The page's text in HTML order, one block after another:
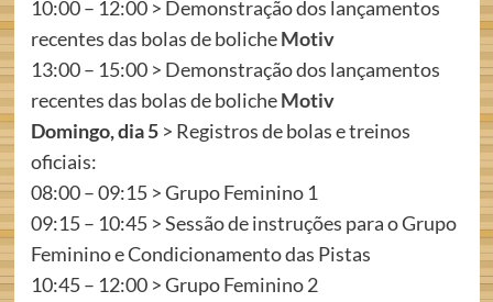
10:00 – 12:00 > Demonstração dos lançamentos
recentes das bolas de bolicheMotiv
13:00 – 15:00 > Demonstração dos lançamentos
recentes das bolas de bolicheMotiv
Domingo, dia 5> Registros de bolas e treinos
oficiais:
08:00 – 09:15 > Grupo Feminino 1
09:15 – 10:45 > Sessão de instruções para o Grupo
Feminino e Condicionamento das Pistas
10:45 – 12:00 > Grupo Feminino 2